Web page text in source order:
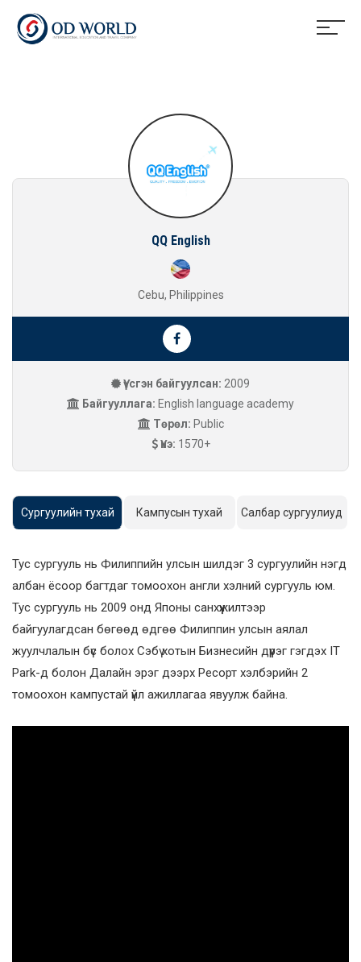
QQ English
Cebu, Philippines
Үүсгэн байгуулсан: 2009
Байгууллага: English language academy
Төрөл: Public
Үнэ: 1570+
Сургуулийн тухай Кампусын тухай Салбар сургуулиуд
Тус сургууль нь Филиппийн улсын шилдэг 3 сургуулийн нэгд
албан ёсоор багтдаг томоохон англи хэлний сургууль юм.
Тус сургууль нь 2009 онд Японы санхүүжилтээр
байгуулагдсан бөгөөд өдгөө Филиппин улсын аялал
жуулчлалын бүс болох Сэбү хотын Бизнесийн дүүрэг гэгдэх IT
Park-д болон Далайн эрэг дээрх Ресорт хэлбэрийн 2
томоохон кампустай үйл ажиллагаа явуулж байна.